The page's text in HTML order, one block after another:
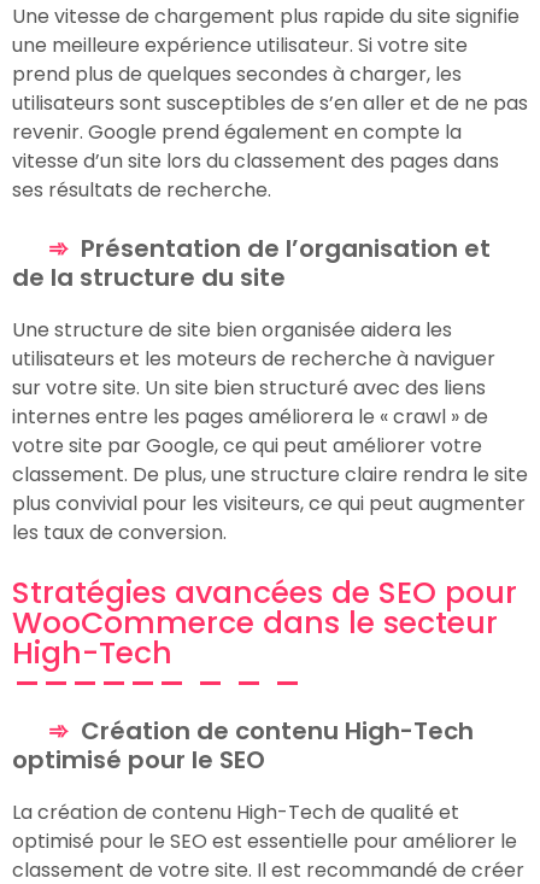
Une vitesse de chargement plus rapide du site signifie
une meilleure expérience utilisateur. Si votre site
prend plus de quelques secondes à charger, les
utilisateurs sont susceptibles de s’en aller et de ne pas
revenir. Google prend également en compte la
vitesse d’un site lors du classement des pages dans
ses résultats de recherche.
Présentation de l’organisation et
de la structure du site
Une structure de site bien organisée aidera les
utilisateurs et les moteurs de recherche à naviguer
sur votre site. Un site bien structuré avec des liens
internes entre les pages améliorera le « crawl » de
votre site par Google, ce qui peut améliorer votre
classement. De plus, une structure claire rendra le site
plus convivial pour les visiteurs, ce qui peut augmenter
les taux de conversion.
Stratégies avancées de SEO pour
WooCommerce dans le secteur
High-Tech
Création de contenu High-Tech
optimisé pour le SEO
La création de contenu High-Tech de qualité et
optimisé pour le SEO est essentielle pour améliorer le
classement de votre site. Il est recommandé de créer